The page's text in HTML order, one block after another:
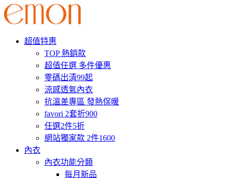
超值特惠
TOP 熱銷款
超值任選 多件優惠
零碼出清99起
涼感透氣內衣
抗溫差專區 發熱保暖
favori 2套折900
任選2件5折
網站獨家款 2件1600
內衣
內衣功能分類
每月新品